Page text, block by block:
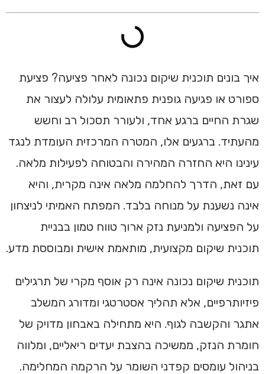
איך בונים תוכנית שיקום נכונה לאחר פציעה? פציעת
ספורט או פגיעה גופנית פתאומית עלולה לעצור את
שגרת החיים ברגע אחד, ולעורר תסכול רב וחשש
מהעתיד. ברגעים אלו, המטרה המרכזית העומדת לנגד
עינינו היא החזרה המהירה והבטוחה לפעילות מלאה.
עם זאת, הדרך להחלמה מלאה אינה מקרית, והיא
אינה נשענת על מנוחה בלבד. המפתח האמיתי לניצחון
על הפציעה ולמניעת נזק ארוך טווח טמון בבניית
תוכנית שיקום מקצועית, מותאמת אישית ומבוססת מדע.
תוכנית שיקום נכונה אינה רק אוסף מקרי של תרגילים
פיזיותרפיים, אלא תהליך אסטרטגי ומדורג המשלב
אתגר והקשבה לגוף. היא מתחילה באבחון מדויק של
חומרת הנזק, ממשיכה בהצבת יעדים ריאליים, ומלווה
בניהול עומסים קפדני השומר על הרקמה המחלימה.